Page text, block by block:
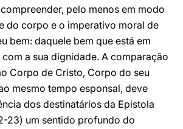
pelo menos em modo
do corpo e o imperativo moral de
bem: daquele bem que está em
a sua dignidade. A comparação
Corpo de Cristo, Corpo do seu
mesmo tempo esponsal, deve
dos destinatários da Epistola
23) um sentido profundo do